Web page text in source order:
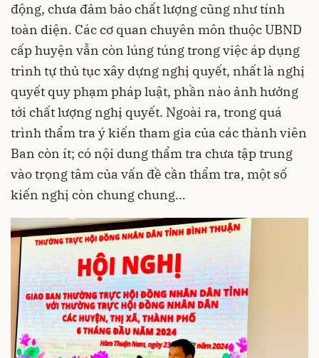
động, chưa đảm bảo chất lượng cũng như tính
toàn diện. Các cơ quan chuyên môn thuộc UBND
cấp huyện vẫn còn lúng túng trong việc áp dụng
trình tự thủ tục xây dựng nghị quyết, nhất là nghị
quyết quy phạm pháp luật, phần nào ảnh hưởng
tới chất lượng nghị quyết. Ngoài ra, trong quá
trình thẩm tra ý kiến tham gia của các thành viên
Ban còn ít; có nội dung thẩm tra chưa tập trung
vào trọng tâm của vấn đề cần thẩm tra, một số
kiến nghị còn chung chung…